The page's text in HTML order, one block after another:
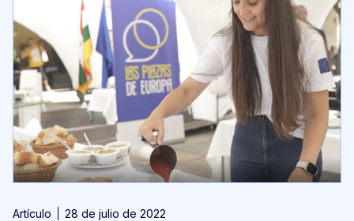
Artículo 28 de julio de 2022